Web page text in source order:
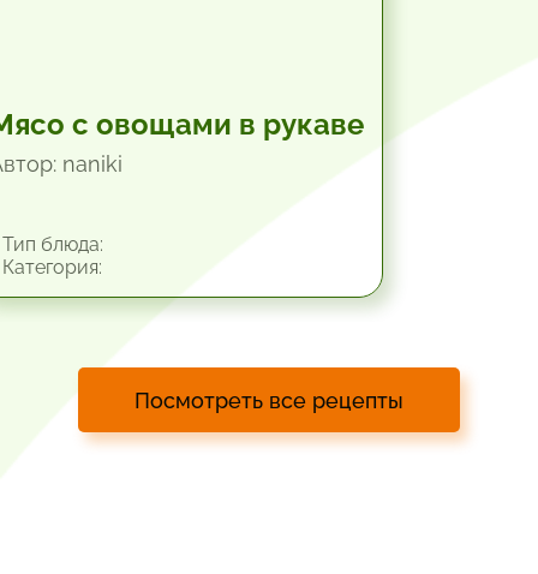
с овощами в рукаве
naniki
блюда:
Посмотреть все рецепты